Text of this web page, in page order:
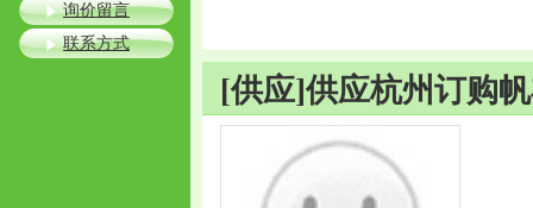
[供应]供应杭州订购
询价留言
联系方式